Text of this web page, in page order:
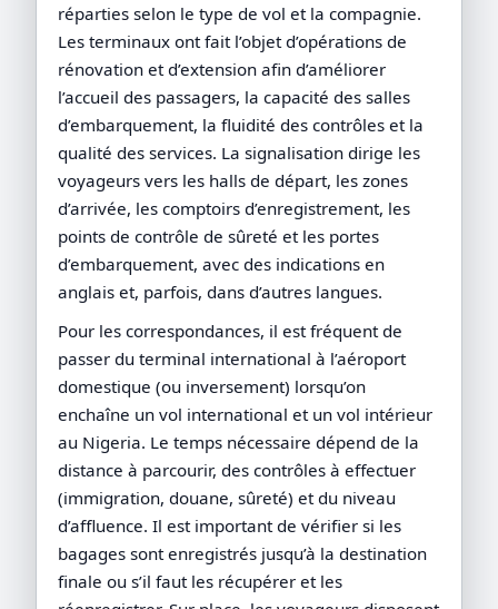
réparties selon le type de vol et la compagnie.
Les terminaux ont fait l’objet d’opérations de
rénovation et d’extension afin d’améliorer
l’accueil des passagers, la capacité des salles
d’embarquement, la fluidité des contrôles et la
qualité des services. La signalisation dirige les
voyageurs vers les halls de départ, les zones
d’arrivée, les comptoirs d’enregistrement, les
points de contrôle de sûreté et les portes
d’embarquement, avec des indications en
anglais et, parfois, dans d’autres langues.
Pour les correspondances, il est fréquent de
passer du terminal international à l’aéroport
domestique (ou inversement) lorsqu’on
enchaîne un vol international et un vol intérieur
au Nigeria. Le temps nécessaire dépend de la
distance à parcourir, des contrôles à effectuer
(immigration, douane, sûreté) et du niveau
d’affluence. Il est important de vérifier si les
bagages sont enregistrés jusqu’à la destination
finale ou s’il faut les récupérer et les